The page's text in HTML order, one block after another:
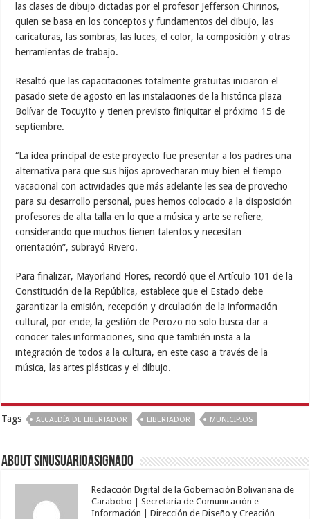
las clases de dibujo dictadas por el profesor Jefferson Chirinos,
quien se basa en los conceptos y fundamentos del dibujo, las
caricaturas, las sombras, las luces, el color, la composición y otras
herramientas de trabajo.
Resaltó que las capacitaciones totalmente gratuitas iniciaron el
pasado siete de agosto en las instalaciones de la histórica plaza
Bolívar de Tocuyito y tienen previsto finiquitar el próximo 15 de
septiembre.
“La idea principal de este proyecto fue presentar a los padres una
alternativa para que sus hijos aprovecharan muy bien el tiempo
vacacional con actividades que más adelante les sea de provecho
para su desarrollo personal, pues hemos colocado a la disposición
profesores de alta talla en lo que a música y arte se refiere,
considerando que muchos tienen talentos y necesitan
orientación”, subrayó Rivero.
Para finalizar, Mayorland Flores, recordó que el Artículo 101 de la
Constitución de la República, establece que el Estado debe
garantizar la emisión, recepción y circulación de la información
cultural, por ende, la gestión de Perozo no solo busca dar a
conocer tales informaciones, sino que también insta a la
integración de todos a la cultura, en este caso a través de la
música, las artes plásticas y el dibujo.
Tags ALCALDÍA DE LIBERTADOR LIBERTADOR MUNICIPIOS
About sinusuarioasignado
Redacción Digital de la Gobernación Bolivariana de
Carabobo | Secretaría de Comunicación e
Información | Dirección de Diseño y Creación